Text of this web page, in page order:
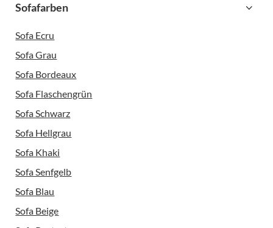
Sofafarben
Sofa Ecru
Sofa Grau
Sofa Bordeaux
Sofa Flaschengrün
Sofa Schwarz
Sofa Hellgrau
Sofa Khaki
Sofa Senfgelb
Sofa Blau
Sofa Beige